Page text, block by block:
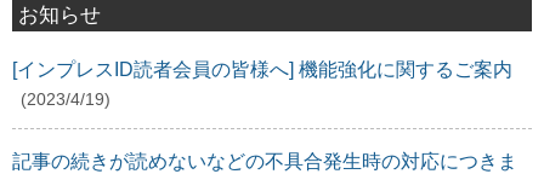
お知らせ
[インプレスID読者会員の皆様へ] 機能強化に関するご案内
(2023/4/19)
記事の続きが読めないなどの不具合発生時の対応につきま